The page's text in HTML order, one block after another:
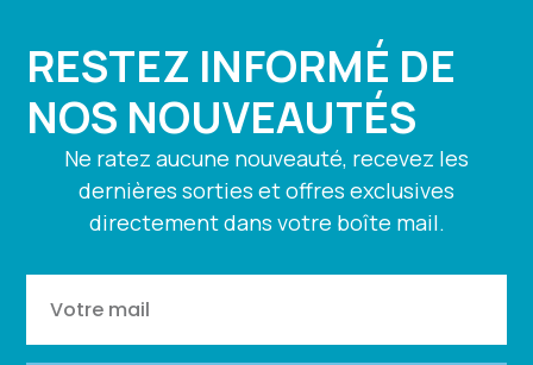
RESTEZ INFORMÉ DE
NOS NOUVEAUTÉS
Ne ratez aucune nouveauté, recevez les
dernières sorties et offres exclusives
directement dans votre boîte mail.